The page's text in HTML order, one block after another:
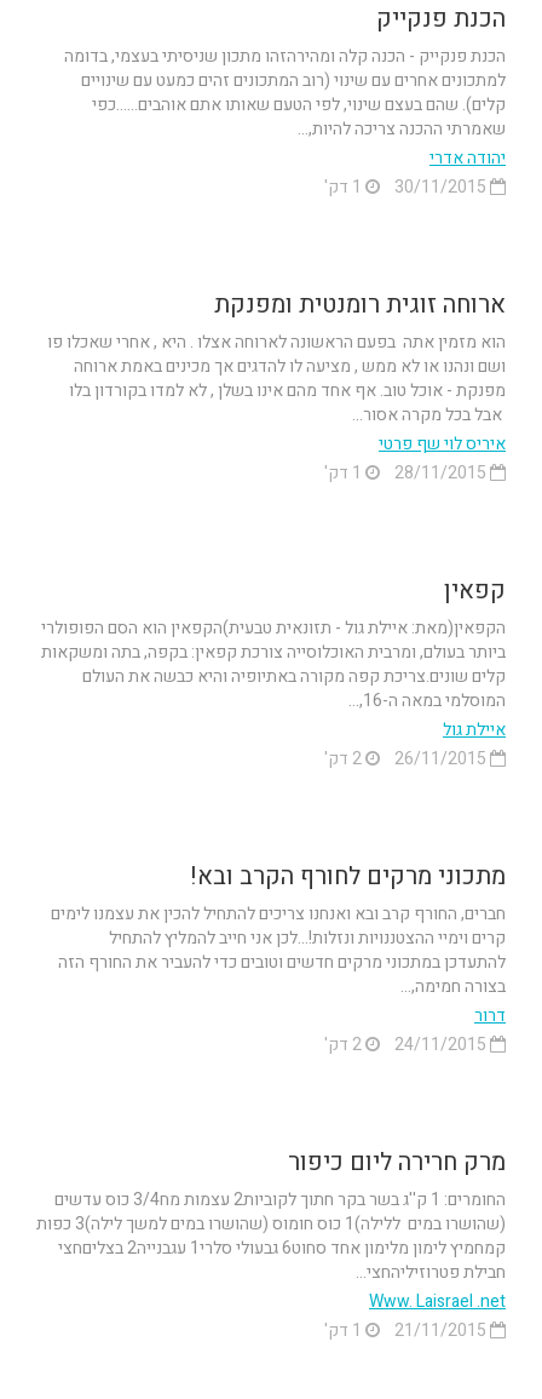
הכנת פנקייק
הכנת פנקייק - הכנה קלה ומהירהזהו מתכון שניסיתי בעצמי, בדומה
למתכונים אחרים עם שינוי (רוב המתכונים זהים כמעט עם שינויים
קלים). שהם בעצם שינוי, לפי הטעם שאותו אתם אוהבים......כפי
שאמרתי ההכנה צריכה להיות,...
יהודה אדרי
ארוחה זוגית רומנטית ומפנקת
הוא מזמין אתה בפעם הראשונה לארוחה אצלו . היא , אחרי שאכלו פו
ושם ונהנו או לא ממש , מציעה לו להדגים אך מכינים באמת ארוחה
מפנקת - אוכל טוב. אף אחד מהם אינו בשלן , לא למדו בקורדון בלו
אבל בכל מקרה אסור...
איריס לוי שף פרטי
קפאין
הקפאין(מאת: איילת גול - תזונאית טבעית)הקפאין הוא הסם הפופולרי
ביותר בעולם, ומרבית האוכלוסייה צורכת קפאין: בקפה, בתה ומשקאות
קלים שונים.צריכת קפה מקורה באתיופיה והיא כבשה את העולם
המוסלמי במאה ה-16,...
איילת גול
מתכוני מרקים לחורף הקרב ובא!
חברים, החורף קרב ובא ואנחנו צריכים להתחיל להכין את עצמנו לימים
קרים וימיי ההצטננויות ונזלות!...לכן אני חייב להמליץ להתחיל
להתעדכן במתכוני מרקים חדשים וטובים כדי להעביר את החורף הזה
בצורה חמימה,...
דרור
מרק חרירה ליום כיפור
החומרים: 1 ק''ג בשר בקר חתוך לקוביות2 עצמות מח3/4 כוס עדשים
(שהושרו במים ללילה)1 כוס חומוס (שהושרו במים למשך לילה)3 כפות
קמחמיץ לימון מלימון אחד סחוט6 גבעולי סלרי1 עגבנייה2 בצליםחצי
חבילת פטרוזיליהחצי...
Www. Laisrael .net